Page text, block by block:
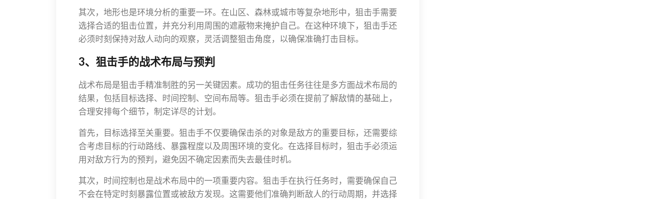
其次，地形也是环境分析的重要一环。在山区、森林或城市等复杂地形中，狙击手需要
选择合适的狙击位置，并充分利用周围的遮蔽物来掩护自己。在这种环境下，狙击手还
必须时刻保持对敌人动向的观察，灵活调整狙击角度，以确保准确打击目标。
3、狙击手的战术布局与预判
战术布局是狙击手精准制胜的另一关键因素。成功的狙击任务往往是多方面战术布局的
结果，包括目标选择、时间控制、空间布局等。狙击手必须在提前了解敌情的基础上，
合理安排每个细节，制定详尽的计划。
首先，目标选择至关重要。狙击手不仅要确保击杀的对象是敌方的重要目标，还需要综
合考虑目标的行动路线、暴露程度以及周围环境的变化。在选择目标时，狙击手必须运
用对敌方行为的预判，避免因不确定因素而失去最佳时机。
其次，时间控制也是战术布局中的一项重要内容。狙击手在执行任务时，需要确保自己
不会在特定时刻暴露位置或被敌方发现。这需要他们准确判断敌人的行动周期，并选择